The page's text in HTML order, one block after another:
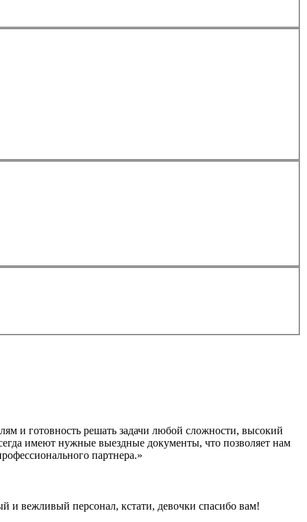
и готовность решать задачи любой сложности, высокий
имеют нужные выездные документы, что позволяет нам
партнера.»
и вежливый персонал, кстати, девочки спасибо вам!